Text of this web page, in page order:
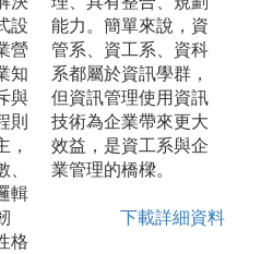
設
營
知
與
則
，
輯
格
能力。簡單來說，資
管系、資工系、資科
系都屬於資訊學群，
但資訊管理使用資訊
技術為企業帶來更大
效益，是資工系與企
業管理的橋樑。
下載詳細資料